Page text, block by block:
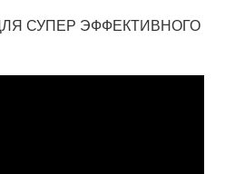
СУПЕР ЭФФЕКТИВНОГО